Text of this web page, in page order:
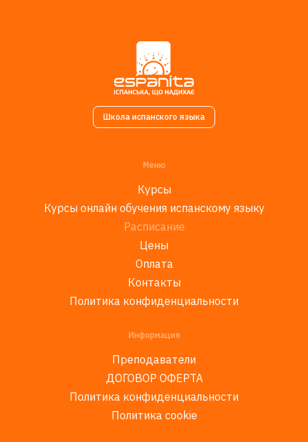
Школа испанского языка
Меню
Курсы
Курсы онлайн обучения испанскому языку
Расписание
Цены
Оплата
Контакты
Политика конфиденциальности
Информация
Преподаватели
ДОГОВОР ОФЕРТА
Политика конфиденциальности
Политика cookie